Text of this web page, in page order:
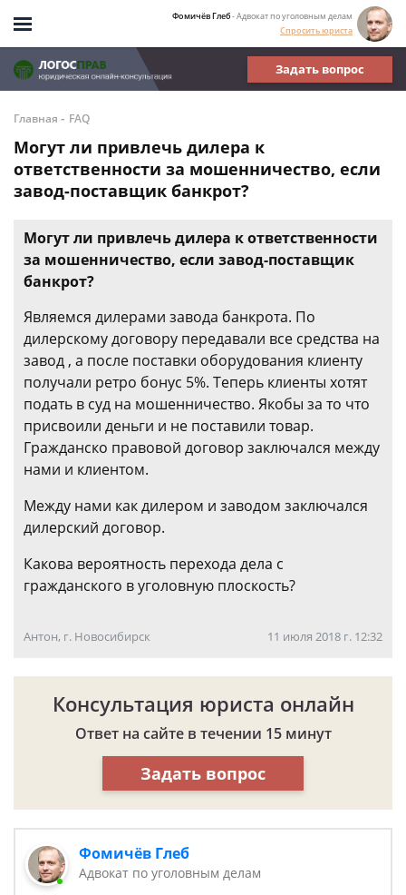
Фомичёв Глеб- Адвокат по уголовным делам
Спросить юриста
Задать вопрос
Главная - FAQ
Могут ли привлечь дилера к
ответственности за мошенничество, если
завод-поставщик банкрот?
Могут ли привлечь дилера к ответственности
за мошенничество, если завод-поставщик
банкрот?
Являемся дилерами завода банкрота. По
дилерскому договору передавали все средства на
завод , а после поставки оборудования клиенту
получали ретро бонус 5%. Теперь клиенты хотят
подать в суд на мошенничество. Якобы за то что
присвоили деньги и не поставили товар.
Гражданско правовой договор заключался между
нами и клиентом.
Между нами как дилером и заводом заключался
дилерский договор.
Какова вероятность перехода дела с
гражданского в уголовную плоскость?
Антон, г. Новосибирск 11 июля 2018 г. 12:32
Консультация юриста онлайн
Ответ на сайте в течении 15 минут
Задать вопрос
Фомичёв Глеб
Адвокат по уголовным делам